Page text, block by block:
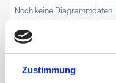
Zustimmung
Noch keine Diagrammdaten